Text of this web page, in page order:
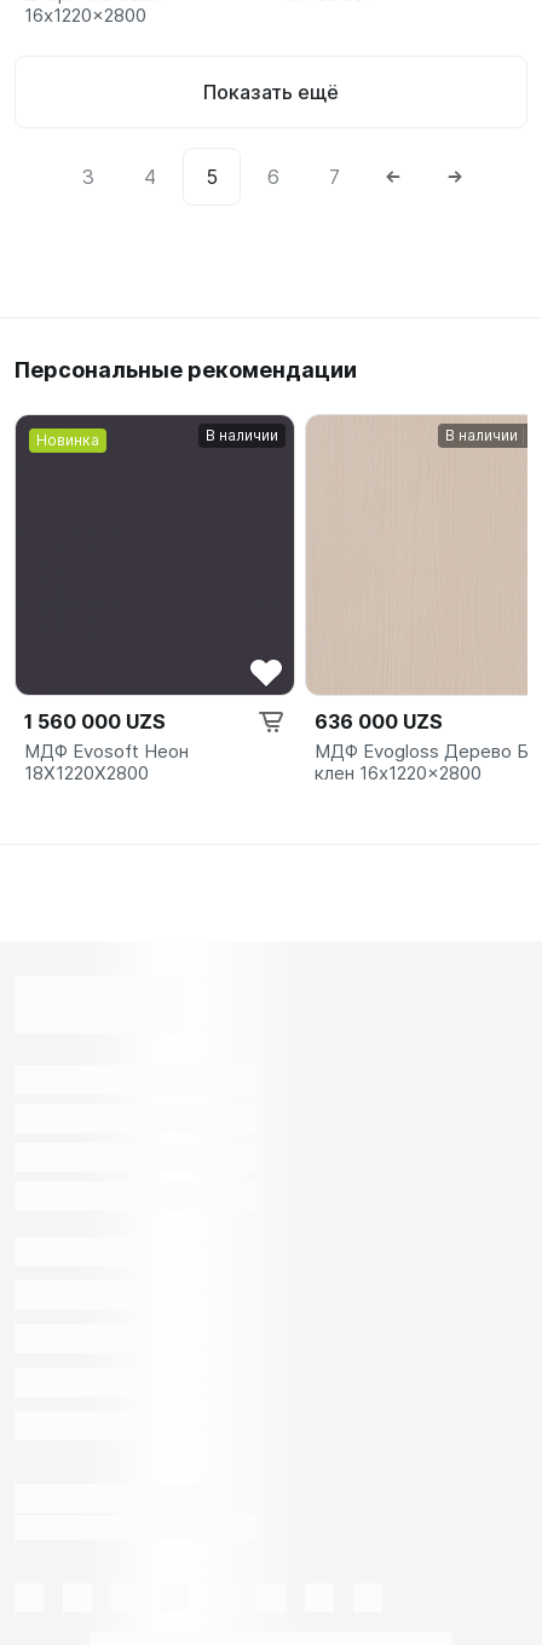
16x1220x2800
Показать ещё
3 4 5 6 7
Персональные рекомендации
Новинка В наличии
1 560 000 UZS
МДФ Evosoft Неон
18X1220X2800
В наличии
636 000 UZS
МДФ Evogloss Дерево
клен 16x1220x2800